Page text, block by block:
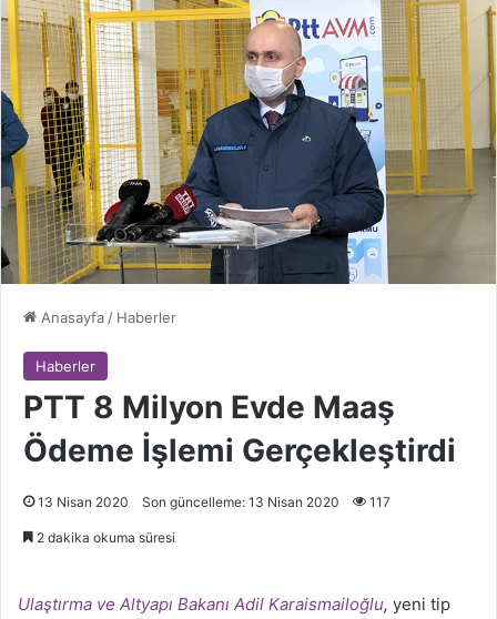
Anasayfa / Haberler
Haberler
PTT 8 Milyon Evde Maaş
Ödeme İşlemi Gerçekleştirdi
13 Nisan 2020 Son güncelleme: 13 Nisan 2020 117
2 dakika okuma süresi
Ulaştırma ve Altyapı Bakanı Adil Karaismailoğlu, yeni tip